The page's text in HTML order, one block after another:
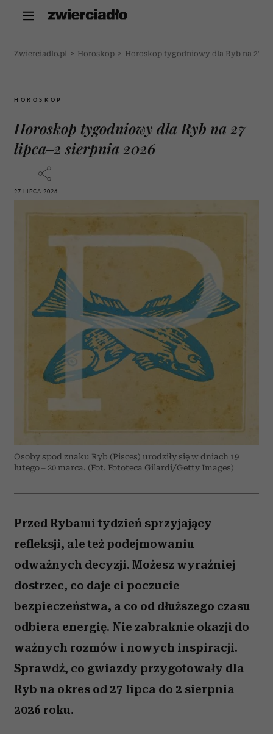
Zwierciadlo.pl > Horoskop > Horoskop tygodniowy dla Ryb na 27
HOROSKOP
Horoskop tygodniowy dla Ryb na 27
lipca–2 sierpnia 2026
27 LIPCA 2026
Osoby spod znaku Ryb (Pisces) urodziły się w dniach 19
lutego – 20 marca. (Fot. Fototeca Gilardi/Getty Images)
Przed Rybami tydzień sprzyjający
refleksji, ale też podejmowaniu
odważnych decyzji. Możesz wyraźniej
dostrzec, co daje ci poczucie
bezpieczeństwa, a co od dłuższego czasu
odbiera energię. Nie zabraknie okazji do
ważnych rozmów i nowych inspiracji.
Sprawdź, co gwiazdy przygotowały dla
Ryb na okres od 27 lipca do 2 sierpnia
2026 roku.